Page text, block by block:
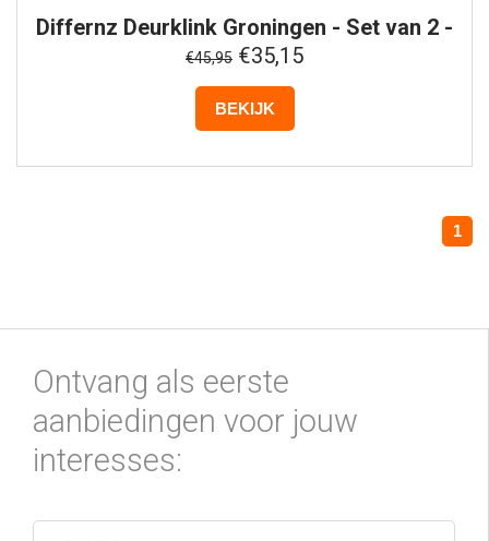
Differnz Deurklink Groningen - Set van 2 -
Donker Brons
€45,95 €35,15
BEKIJK
1
Ontvang als eerste
aanbiedingen voor jouw
interesses: